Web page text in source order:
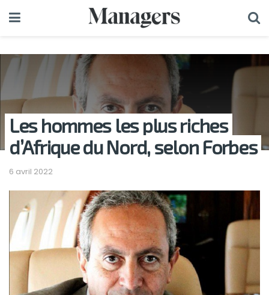
Les hommes les plus riches
d’Afrique du Nord, selon Forbes
6 avril 2022